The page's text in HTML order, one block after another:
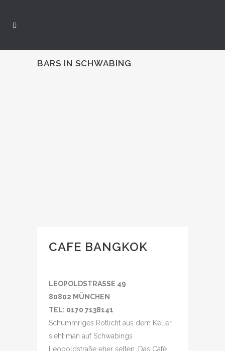
BARS IN SCHWABING
CAFE BANGKOK
LEOPOLDSTRASSE 49
80802 MÜNCHEN
TEL: 0170 7138141
Schummriges Rotlicht aus dem Keller
sieht man auf Schwabings
Leopoldstraße eher selten. Das Cafè